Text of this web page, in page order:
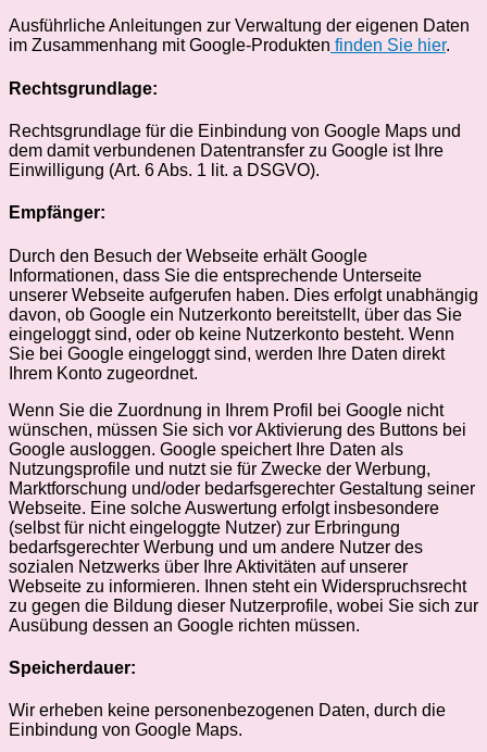
Ausführliche Anleitungen zur Verwaltung der eigenen Daten
im Zusammenhang mit Google-Produkten finden Sie hier.
Rechtsgrundlage:
Rechtsgrundlage für die Einbindung von Google Maps und
dem damit verbundenen Datentransfer zu Google ist Ihre
Einwilligung (Art. 6 Abs. 1 lit. a DSGVO).
Empfänger:
Durch den Besuch der Webseite erhält Google
Informationen, dass Sie die entsprechende Unterseite
unserer Webseite aufgerufen haben. Dies erfolgt unabhängig
davon, ob Google ein Nutzerkonto bereitstellt, über das Sie
eingeloggt sind, oder ob keine Nutzerkonto besteht. Wenn
Sie bei Google eingeloggt sind, werden Ihre Daten direkt
Ihrem Konto zugeordnet.
Wenn Sie die Zuordnung in Ihrem Profil bei Google nicht
wünschen, müssen Sie sich vor Aktivierung des Buttons bei
Google ausloggen. Google speichert Ihre Daten als
Nutzungsprofile und nutzt sie für Zwecke der Werbung,
Marktforschung und/oder bedarfsgerechter Gestaltung seiner
Webseite. Eine solche Auswertung erfolgt insbesondere
(selbst für nicht eingeloggte Nutzer) zur Erbringung
bedarfsgerechter Werbung und um andere Nutzer des
sozialen Netzwerks über Ihre Aktivitäten auf unserer
Webseite zu informieren. Ihnen steht ein Widerspruchsrecht
zu gegen die Bildung dieser Nutzerprofile, wobei Sie sich zur
Ausübung dessen an Google richten müssen.
Speicherdauer:
Wir erheben keine personenbezogenen Daten, durch die
Einbindung von Google Maps.